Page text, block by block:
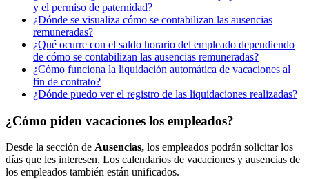
y el permiso de paternidad?
¿Dónde se visualiza cómo se contabilizan las ausencias
remuneradas?
¿Qué ocurre con el saldo horario del empleado dependiendo
de cómo se contabilizan las ausencias remuneradas?
¿Cómo funciona la liquidación automática de vacaciones al
fin de contrato?
¿Dónde puedo ver el registro de las liquidaciones realizadas?
¿Cómo piden vacaciones los empleados?
Desde la sección de Ausencias, los empleados podrán solicitar los
días que les interesen. Los calendarios de vacaciones y ausencias de
los empleados también están unificados.